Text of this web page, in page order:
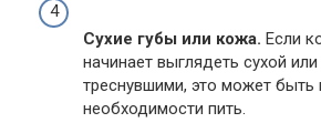
Сухие губы или кожа. Если
начинает выглядеть сухой
треснувшими, это может быть
необходимости пить.